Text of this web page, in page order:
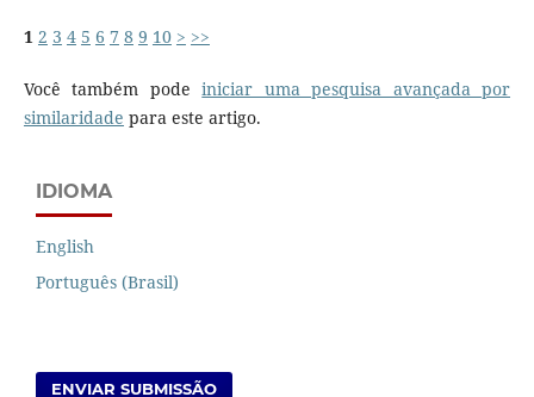
1 2 3 4 5 6 7 8 9 10 > >>
Você também podeiniciar uma pesquisa avançada por
similaridade para este artigo.
IDIOMA
English
Português (Brasil)
ENVIAR SUBMISSÃO